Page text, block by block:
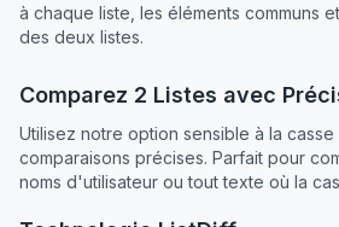
à chaque liste, les éléments communs
des deux listes.
Comparez 2 Listes avec
Utilisez notre option sensible à la
comparaisons précises. Parfait pour
noms d'utilisateur ou tout texte où la